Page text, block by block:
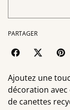
PARTAGER
Ajoutez une
décoration
de canettes